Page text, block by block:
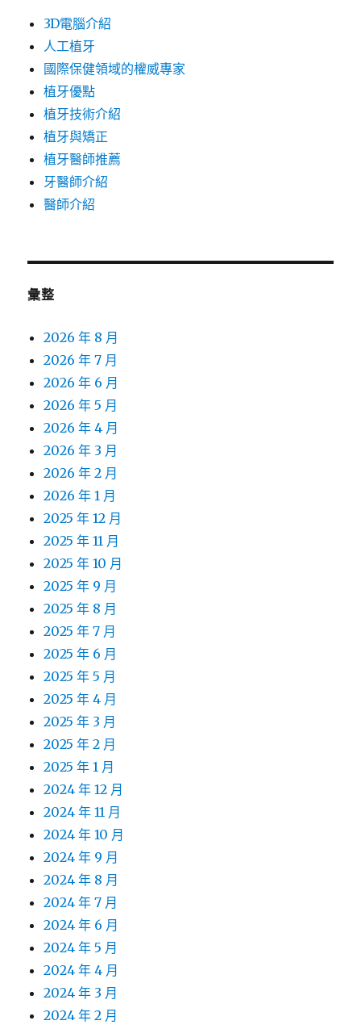
3D電腦介紹
人工植牙
國際保健領域的權威專家
植牙優點
植牙技術介紹
植牙與矯正
植牙醫師推薦
牙醫師介紹
醫師介紹
彙整
2026 年 8 月
2026 年 7 月
2026 年 6 月
2026 年 5 月
2026 年 4 月
2026 年 3 月
2026 年 2 月
2026 年 1 月
2025 年 12 月
2025 年 11 月
2025 年 10 月
2025 年 9 月
2025 年 8 月
2025 年 7 月
2025 年 6 月
2025 年 5 月
2025 年 4 月
2025 年 3 月
2025 年 2 月
2025 年 1 月
2024 年 12 月
2024 年 11 月
2024 年 10 月
2024 年 9 月
2024 年 8 月
2024 年 7 月
2024 年 6 月
2024 年 5 月
2024 年 4 月
2024 年 3 月
2024 年 2 月